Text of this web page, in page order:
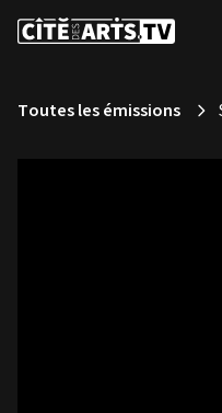
Toutes les émissions